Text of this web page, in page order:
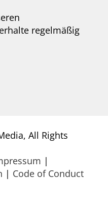
regelmäßig
All Rights
|
| Code of Conduct